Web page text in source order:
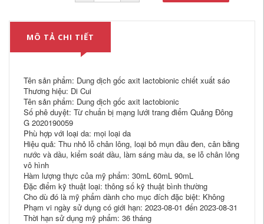
MÔ TẢ CHI TIẾT
Tên sản phẩm: Dung dịch gốc axit lactobionic chiết xuất sáo
Thương hiệu: Di Cui
Tên sản phẩm: Dung dịch gốc axit lactobionic
Số phê duyệt: Từ chuẩn bị mạng lưới trang điểm Quảng Đông
G 2020190059
Phù hợp với loại da: mọi loại da
Hiệu quả: Thu nhỏ lỗ chân lông, loại bỏ mụn đầu đen, cân bằng
nước và dầu, kiểm soát dầu, làm sáng màu da, se lỗ chân lông
vô hình
Hàm lượng thực của mỹ phẩm: 30mL 60mL 90mL
Đặc điểm kỹ thuật loại: thông số kỹ thuật bình thường
Cho dù đó là mỹ phẩm dành cho mục đích đặc biệt: Không
Phạm vi ngày sử dụng có giới hạn: 2023-08-01 đến 2023-08-31
Thời hạn sử dụng mỹ phẩm: 36 tháng